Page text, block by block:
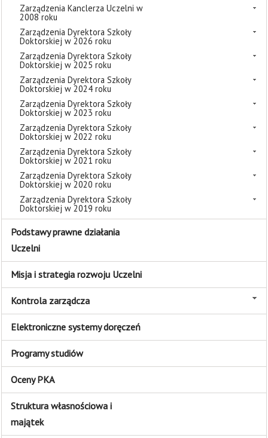
Zarządzenia Kanclerza Uczelni w
2008 roku
Zarządzenia Dyrektora Szkoły
Doktorskiej w 2026 roku
Zarządzenia Dyrektora Szkoły
Doktorskiej w 2025 roku
Zarządzenia Dyrektora Szkoły
Doktorskiej w 2024 roku
Zarządzenia Dyrektora Szkoły
Doktorskiej w 2023 roku
Zarządzenia Dyrektora Szkoły
Doktorskiej w 2022 roku
Zarządzenia Dyrektora Szkoły
Doktorskiej w 2021 roku
Zarządzenia Dyrektora Szkoły
Doktorskiej w 2020 roku
Zarządzenia Dyrektora Szkoły
Doktorskiej w 2019 roku
Podstawy prawne działania
Uczelni
Misja i strategia rozwoju Uczelni
Kontrola zarządcza
Elektroniczne systemy doręczeń
Programy studiów
Oceny PKA
Struktura własnościowa i
majątek